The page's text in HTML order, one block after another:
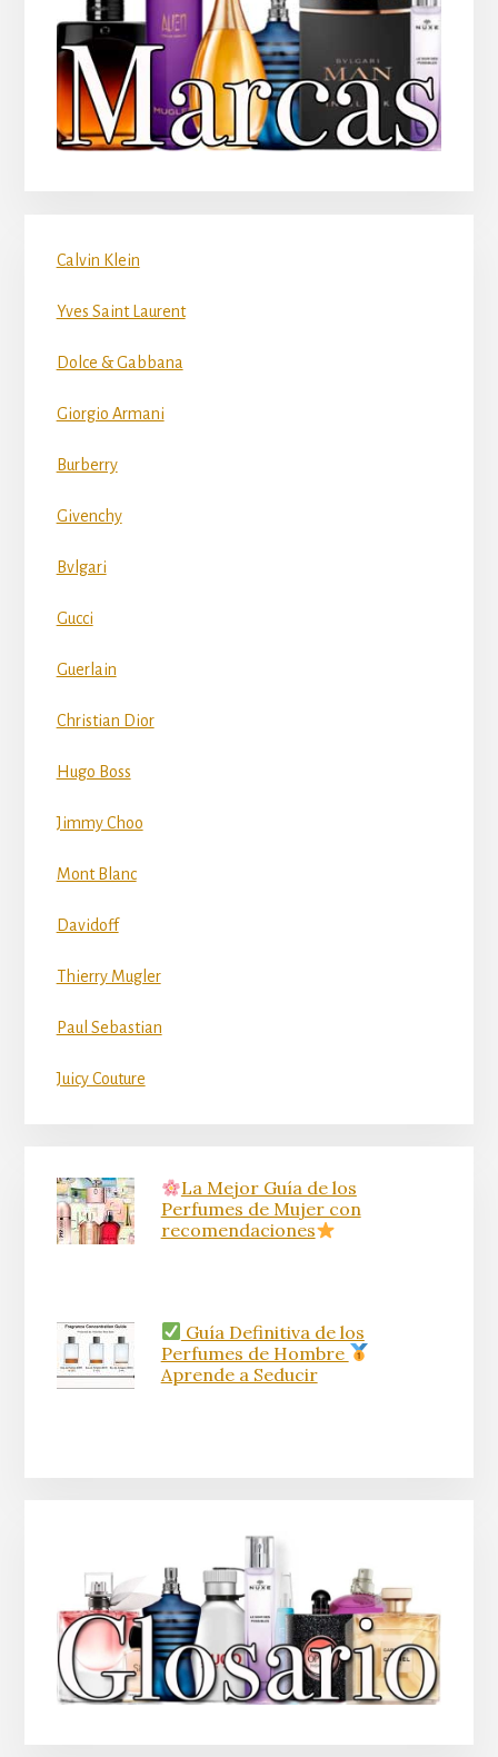
Calvin Klein
Yves Saint Laurent
Dolce & Gabbana
Giorgio Armani
Burberry
Givenchy
Bvlgari
Gucci
Guerlain
Christian Dior
Hugo Boss
Jimmy Choo
Mont Blanc
Davidoff
Thierry Mugler
Paul Sebastian
Juicy Couture
La Mejor Guía de los
Perfumes de Mujer con
recomendaciones
Guía Definitiva de los
Perfumes de Hombre
Aprende a Seducir